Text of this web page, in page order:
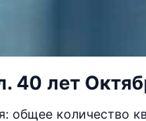
40 лет
количество